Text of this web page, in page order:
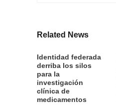
Related News
Identidad federada
derriba los silos
para la
investigación
clínica de
medicamentos